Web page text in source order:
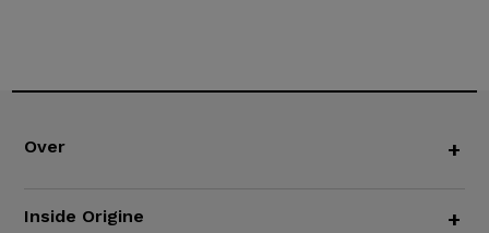
Over +
Inside Origine +